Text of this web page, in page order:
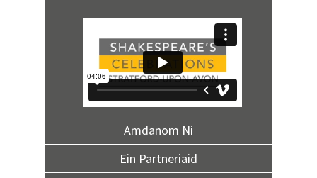
Amdanom Ni
Ein Partneriaid